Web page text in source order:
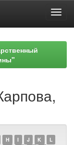
H I J K
L